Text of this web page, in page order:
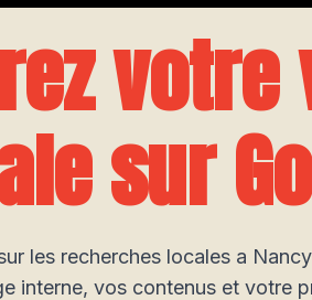
sur
les recherches locales a
interne, vos contenus et votre